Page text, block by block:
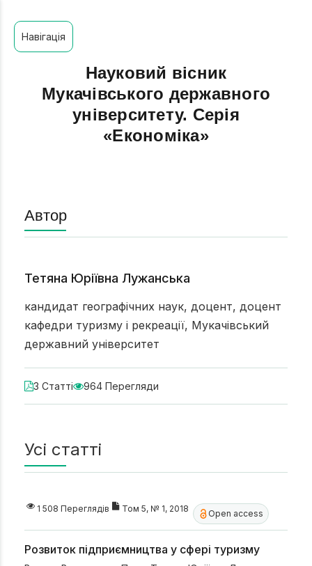
Навігація
Науковий вісник
Мукачівського державного
університету. Серія
«Економіка»
Автор
Тетяна Юріївна Лужанська
кандидат географічних наук, доцент, доцент
кафедри туризму і рекреації, Мукачівський
державний університет
3 Статті 964 Перегляди
Усі статті
1 508 Переглядів Том 5, № 1, 2018 Open access
Розвиток підприємництва у сфері туризму